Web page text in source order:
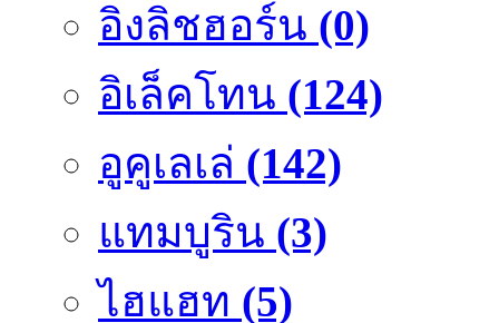
อิงลิชฮอร์น (0)
อิเล็คโทน (124)
อูคูเลเล่ (142)
แทมบูริน (3)
ไฮแฮท (5)